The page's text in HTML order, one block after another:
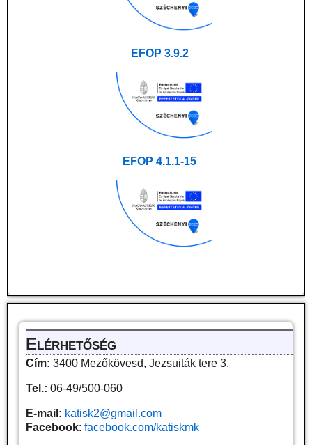
EFOP 3.9.2
EFOP 4.1.1-15
Elérhetőség
Cím: 3400 Mezőkövesd, Jezsuiták tere 3.
Tel.: 06-49/500-060
E-mail: katisk2@gmail.com
Facebook: facebook.com/katiskmk